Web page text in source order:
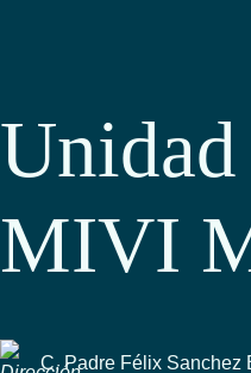
MIVI
C. Padre Félix Sanchez